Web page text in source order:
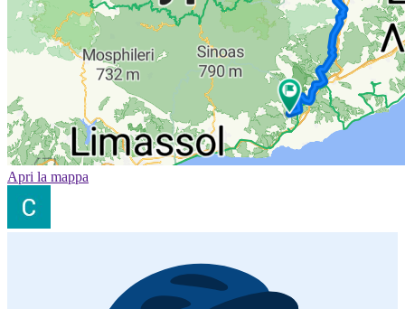
Apri la mappa